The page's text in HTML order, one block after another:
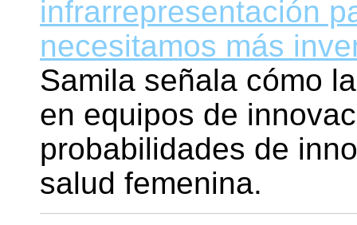
infrarrepresentación
necesitamos más
Samila señala cómo
en equipos de
probabilidades de
salud femenina.